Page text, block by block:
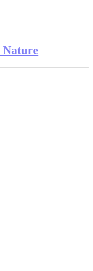
Nature